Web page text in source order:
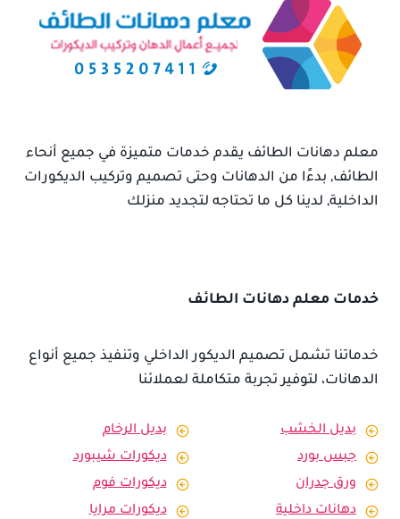
معلم دهانات الطائف يقدم خدمات متميزة في جميع أنحاء
الطائف, بدءًا من الدهانات وحتى تصميم وتركيب الديكورات
الداخلية, لدينا كل ما تحتاجه لتجديد منزلك
خدمات معلم دهانات الطائف
خدماتنا تشمل تصميم الديكور الداخلي وتنفيذ جميع أنواع
الدهانات، لتوفير تجربة متكاملة لعملائنا
بديل الخشب
بديل الرخام
جبس بورد
ديكورات شيبورد
ورق جدران
ديكورات فوم
دهانات داخلية
ديكورات مرايا